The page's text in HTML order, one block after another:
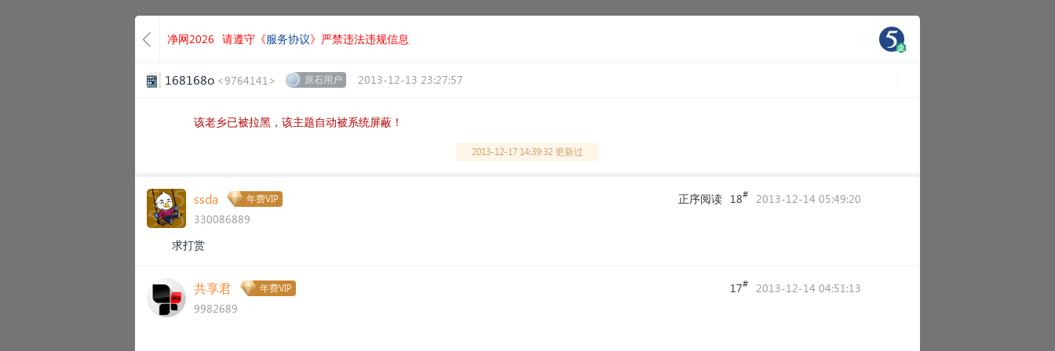
净网2026 请遵守《服务协议》严禁违法违规信息
168168o <9764141> 原石用户 2013-12-13 23:27:57
该老乡已被拉黑，该主题自动被系统屏蔽！
2013-12-17 14:39:32 更新过
ssda 年费VIP
330086889
正序阅读 18# 2013-12-14 05:49:20
求打赏
共享君 年费VIP
9982689
17# 2013-12-14 04:51:13